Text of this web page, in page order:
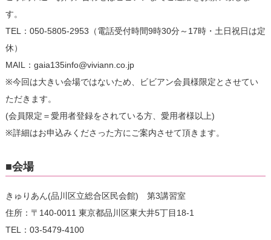
す。
TEL：050-5805-2953（電話受付時間9時30分～17時・土日祝日は定
休）
MAIL：gaia135info@viviann.co.jp
※今回は大きい会場ではないため、ビビアン会員様限定とさせてい
ただきます。
(会員限定＝愛用者登録をされている方、愛用者様以上)
※詳細はお申込みくださった方にご案内させて頂きます。
■会場
きゅりあん(品川区立総合区民会館) 第3講習室
住所：〒140-0011 東京都品川区東大井5丁目18-1
TEL：03-5479-4100